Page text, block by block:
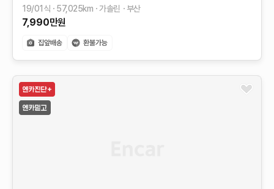
19/01식 57,025km 가솔린 부산
7,990만원